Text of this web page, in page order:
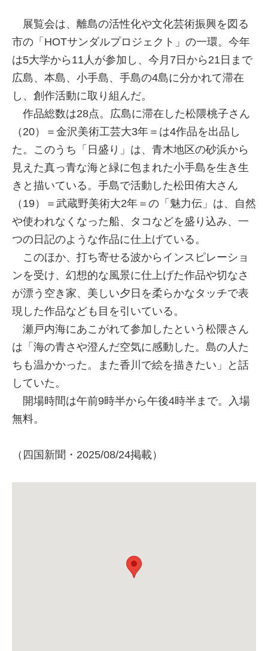
展覧会は、離島の活性化や文化芸術振興を図る
市の「HOTサンダルプロジェクト」の一環。今年
は5大学から11人が参加し、今月7日から21日まで
広島、本島、小手島、手島の4島に分かれて滞在
し、創作活動に取り組んだ。
作品総数は28点。広島に滞在した松隈桃子さん
（20）＝金沢美術工芸大3年＝は4作品を出品し
た。このうち「日盛り」は、青木地区の砂浜から
見えた真っ青な海と緑に包まれた小手島を生き生
きと描いている。手島で活動した松田侑大さん
（19）＝武蔵野美術大2年＝の「魅力伝」は、自然
や使われなくなった船、タコなどを盛り込み、一
つの日記のような作品に仕上げている。
このほか、打ち寄せる波からインスピレーショ
ンを受け、幻想的な風景に仕上げた作品や切なさ
が漂う空き家、美しい夕日を柔らかなタッチで表
現した作品なども目を引いている。
瀬戸内海にあこがれて参加したという松隈さん
は「海の青さや澄んだ空気に感動した。島の人た
ちも温かかった。また香川で絵を描きたい」と話
していた。
開場時間は午前9時半から午後4時半まで。入場
無料。
（四国新聞・2025/08/24掲載）